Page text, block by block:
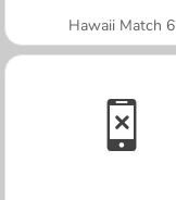
Hawaii Match 6